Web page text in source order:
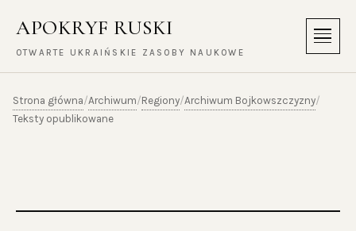
APOKRYF RUSKI
OTWARTE UKRAIŃSKIE ZASOBY NAUKOWE
Menu
Strona główna/Archiwum/Regiony/Archiwum Bojkowszczyzny/
Teksty opublikowane